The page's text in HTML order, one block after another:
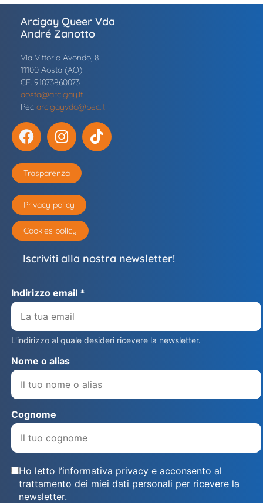
Arcigay Queer Vda
André Zanotto
Via Vittorio Avondo, 8
11100 Aosta (AO)
CF. 91073860073
aosta@arcigay.it
Pec arcigayvda@pec.it
Trasparenza
Privacy policy
Cookies policy
Iscriviti alla nostra newsletter!
Indirizzo email *
L'indirizzo al quale desideri ricevere la newsletter.
Nome o alias
Cognome
Ho letto l’informativa privacy e acconsento al
trattamento dei miei dati personali per ricevere la
newsletter.